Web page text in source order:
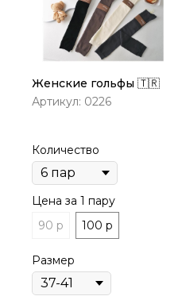
Женские гольфы 🇹🇷
Артикул: 0226
Количество
Цена за 1 пару
90 р
100 р
Размер